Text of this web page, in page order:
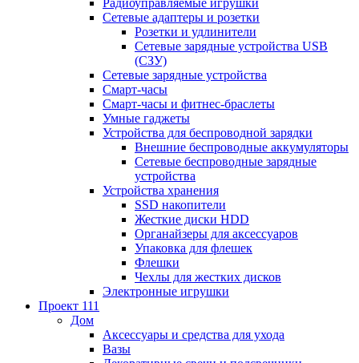
Сетевые адаптеры и розетки
Розетки и удлинители
Сетевые зарядные устройства USB
(СЗУ)
Сетевые зарядные устройства
Смарт-часы
Смарт-часы и фитнес-браслеты
Умные гаджеты
Устройства для беспроводной зарядки
Внешние беспроводные аккумуляторы
Сетевые беспроводные зарядные
устройства
Устройства хранения
SSD накопители
Жесткие диски HDD
Органайзеры для аксессуаров
Упаковка для флешек
Флешки
Чехлы для жестких дисков
Электронные игрушки
Проект 111
Дом
Аксессуары и средства для ухода
Вазы